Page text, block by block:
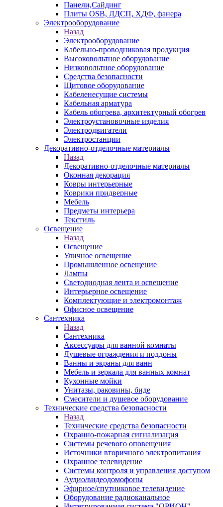
Панели,Сайдинг
Плиты OSB, ЛДСП, ХДФ, фанера
Электрооборудование
Назад
Электрооборудование
Кабельно-проводниковая продукция
Высоковольтное оборудование
Низковольтное оборудование
Средства безопасности
Щитовое оборудование
Кабеленесущие системы
Кабельная арматура
Кабель обогрева, архитектурный обогрев
Электроустановочные изделия
Электродвигатели
Электростанции
Декоративно-отделочные материалы
Назад
Декоративно-отделочные материалы
Оконная декорация
Ковры интерьерные
Коврики придверные
Мебель
Предметы интерьера
Текстиль
Освещение
Назад
Освещение
Уличное освещение
Промышленное освещение
Лампы
Светодиодная лента и освещение
Интерьерное освещение
Комплектующие и электромонтаж
Офисное освещение
Сантехника
Назад
Сантехника
Аксессуары для ванной комнаты
Душевые ограждения и поддоны
Ванны и экраны для ванн
Мебель и зеркала для ванных комнат
Кухонные мойки
Унитазы, раковины, биде
Смесители и душевое оборудование
Технические средства безопасности
Назад
Технические средства безопасности
Охранно-пожарная сигнализация
Системы речевого оповещения
Источники вторичного электропитания
Охранное телевидение
Системы контроля и управления доступом
Аудио/видеодомофоны
Эфирное/спутниковое телевидение
Оборудование радиоканальное